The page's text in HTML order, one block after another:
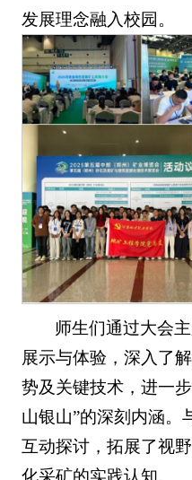
发展理念融入校园。
师生们通过大会
展示与体验，深入了
势及关键技术，进一
山银山”的深刻内涵。
互动探讨，拓展了视
化采矿的实践认知。